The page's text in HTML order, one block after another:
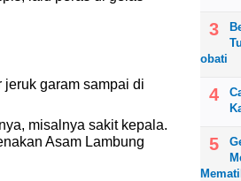
garam sampai di
misalnya sakit kepala.
Asam Lambung
obati